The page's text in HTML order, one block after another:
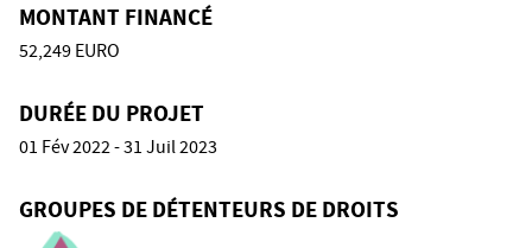
MONTANT FINANCÉ
52,249 EURO
DURÉE DU PROJET
01 Fév 2022 - 31 Juil 2023
GROUPES DE DÉTENTEURS DE DROITS